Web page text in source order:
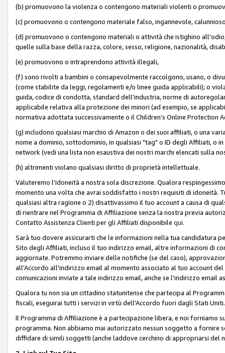
(b) promuovono la violenza o contengono materiali violenti o
(c) promuovono o contengono materiale falso, ingannevole,
(d) promuovono o contengono materiali o attività che istighino
quelle sulla base della razza, colore, sesso, religione, nazionalità,
(e) promuovono o intraprendono attività illegali,
(f) sono rivolti a bambini o consapevolmente raccolgono, usano, o
(come stabilite da leggi, regolamenti e/o linee guida applicabili); o
guida, codice di condotta, standard dell'industria, norme di
applicabile relativa alla protezione dei minori (ad esempio, se
normativa adottata successivamente o il Children’s Online Protection
(g) includono qualsiasi marchio di Amazon o dei suoi affiliati, o una
nome a dominio, sottodominio, in qualsiasi "tag" o ID degli Affiliati, o
network (vedi una lista non esaustiva dei nostri marchi elencati sulla
(h) altrimenti violano qualsiasi diritto di proprietà intellettuale.
Valuteremo l'idoneità a nostra sola discrezione. Qualora
momento una volta che avrai soddisfatto i nostri requisiti di idoneità.
qualsiasi altra ragione o 2) disattivassimo il tuo account a causa di
di rientrare nel Programma di Affiliazione senza la nostra previa
Contatto Assistenza Clienti per gli Affiliati disponibile qui.
Sarà tuo dovere assicurarti che le informazioni nella tua candidatura
Sito degli Affiliati, incluso il tuo indirizzo email, altre informazioni di
aggiornate. Potremmo inviare delle notifiche (se del caso),
all'Accordo all'indirizzo email al momento associato al tuo account
comunicazioni inviate a tale indirizzo email, anche se l'indirizzo email
Qualora tu non sia un cittadino statunitense che partecipa al
fiscali, eseguirai tutti i servizi in virtù dell'Accordo fuori dagli Stati
Il Programma di Affiliazione è a partecipazione libera, e noi forniamo
programma. Non abbiamo mai autorizzato nessun soggetto a fornire
diffidare di simili soggetti (anche laddove cerchino di appropriarsi